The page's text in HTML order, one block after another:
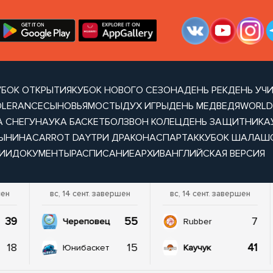
ОТКРЫТИЯКУБОК НОВОГО СЕЗОНАДЕНЬ РЕКДЕНЬ
СЫНОВЬЯМОСТЫДУХ ИГРЫДЕНЬ МЕДВЕДЯ
СНЕГУНАУКА БАСКЕТБОЛЗВОН КОЛЕЦДЕНЬ ЗАЩИТНИКА
CARROT DAYТРИ ДРАКОНАСПАРТАККУБОК
ДОКУМЕНТЫРАСПИСАНИЕАРХИВАНГЛИЙСКАЯ ВЕРСИЯ
39
18
вс, 14 сент. завершен
Череповец 55
Юнибаскет 15
вс, 14 сент. завершен
Rubber 7
Каучук 41